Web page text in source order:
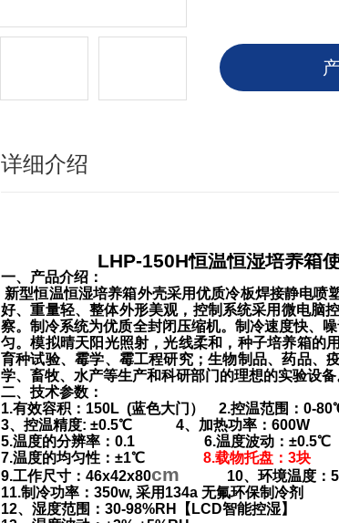
详细介绍
LHP-150H恒温恒湿培养箱
一、产品介绍：
新型恒温恒湿培养箱外壳采用优质冷板焊接静电喷
好、重量轻、整体外形美观，控制系统采用微电脑
察。制冷系统为优质全封闭压缩机。制冷速度快、
匀。模拟晴天阳光照射，光线柔和，种子培养箱的
育种试验、霉学、霉工程研究；生物制品、药品、
学、畜牧、水产等生产和科研部门的理想的实验设备
二、技术参数：
1.有效容积： 150L (蓝色大门） 2.控温范围：0-80
3、 控温精度: ±0.5℃ 4、 加热功率： 600W
5.温度的分辨率：0.1 6.温度波动：±0.5℃
7.温度的均匀性：±1℃
8.载物托盘： 3块
9.工作尺寸： 46x42x80cm 10、 环境温度：
11.制冷功率：350w, 采用134a 无氟环保制冷剂
12、湿度范围： 30-98%RH【 LCD智能控湿】